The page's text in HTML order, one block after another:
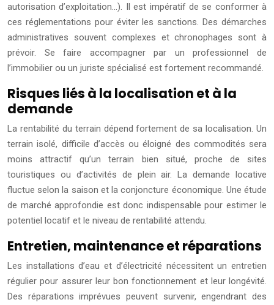
autorisation d’exploitation…). Il est impératif de se conformer à
ces réglementations pour éviter les sanctions. Des démarches
administratives souvent complexes et chronophages sont à
prévoir. Se faire accompagner par un professionnel de
l’immobilier ou un juriste spécialisé est fortement recommandé.
Risques liés à la localisation et à la
demande
La rentabilité du terrain dépend fortement de sa localisation. Un
terrain isolé, difficile d’accès ou éloigné des commodités sera
moins attractif qu’un terrain bien situé, proche de sites
touristiques ou d’activités de plein air. La demande locative
fluctue selon la saison et la conjoncture économique. Une étude
de marché approfondie est donc indispensable pour estimer le
potentiel locatif et le niveau de rentabilité attendu.
Entretien, maintenance et réparations
Les installations d’eau et d’électricité nécessitent un entretien
régulier pour assurer leur bon fonctionnement et leur longévité.
Des réparations imprévues peuvent survenir, engendrant des